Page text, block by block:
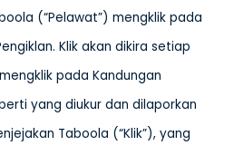
(“Pelawat”) mengklik pada
Klik akan dikira setiap
pada Kandungan
yang diukur dan dilaporkan
Taboola (“Klik”), yang